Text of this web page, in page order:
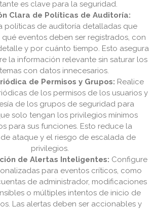
es clave para la seguridad.
Clara de Políticas de Auditoría:
políticas de auditoría detalladas que
eventos deben ser registrados, con
y por cuánto tiempo. Esto asegura
la información relevante sin saturar los
con datos innecesarios.
de Permisos y Grupos: Realice
de los permisos de los usuarios y
de los grupos de seguridad para
solo tengan los privilegios mínimos
para sus funciones. Esto reduce la
ataque y el riesgo de escalada de
privilegios.
de Alertas Inteligentes: Configure
para eventos críticos, como
de administrador, modificaciones
o múltiples intentos de inicio de
Las alertas deben ser accionables y